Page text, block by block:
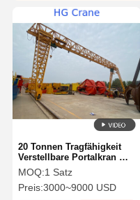
20 Tonnen Tragfähigkeit
Verstellbare Portalkran mit
Fernbedienung und
Bodensteuerung für den
Außenbau
MOQ:1 Satz
Preis:3000~9000 USD